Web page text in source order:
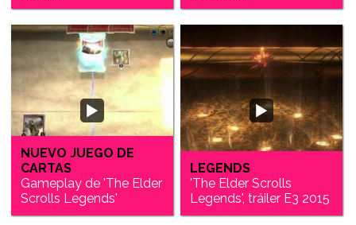
NUEVO JUEGO DE
CARTAS
Gameplay de 'The Elder
Scrolls Legends'
LEGENDS
'The Elder Scrolls
Legends', tráiler E3 2015